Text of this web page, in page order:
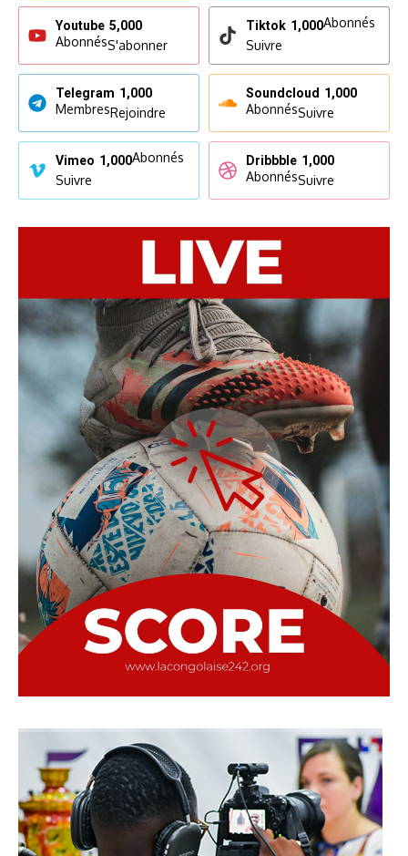
Youtube 5,000
AbonnésS'abonner
Tiktok 1,000Abonnés
Suivre
Telegram 1,000
MembresRejoindre
Soundcloud 1,000
AbonnésSuivre
Vimeo 1,000Abonnés
Suivre
Dribbble 1,000
AbonnésSuivre